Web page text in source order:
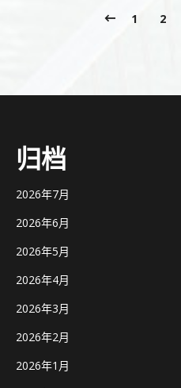
1 2
归档
2026年7月
2026年6月
2026年5月
2026年4月
2026年3月
2026年2月
2026年1月